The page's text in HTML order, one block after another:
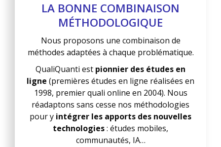
LA BONNE COMBINAISON
MÉTHODOLOGIQUE
Nous proposons une combinaison de
méthodes adaptées à chaque problématique.
QualiQuanti est pionnier des études en
ligne (premières études en ligne réalisées en
1998, premier quali online en 2004). Nous
réadaptons sans cesse nos méthodologies
pour y intégrer les apports des nouvelles
technologies: études mobiles,
communautés, IA…